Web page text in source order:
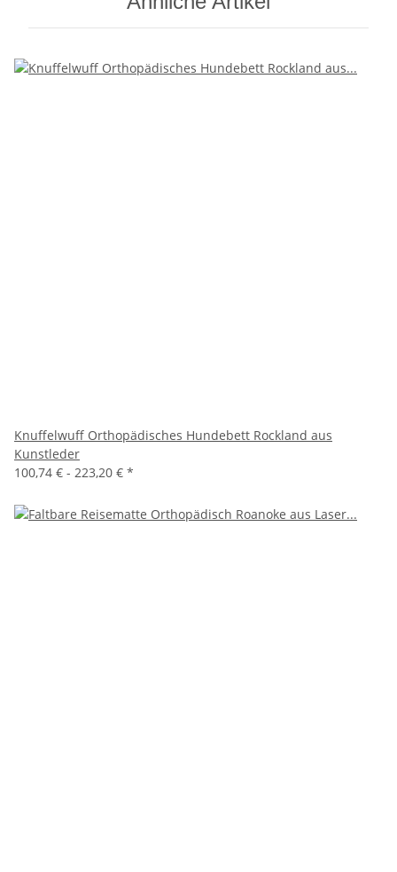
Knuffelwuff Orthopädisches Hundebett Rockland aus
Kunstleder
100,74 € - 223,20 € *